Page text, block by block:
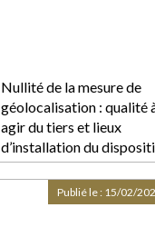
Nullité de la mesure de
géolocalisation : qualité
agir du tiers et lieux
d’installation du
Publié le : 15/02/